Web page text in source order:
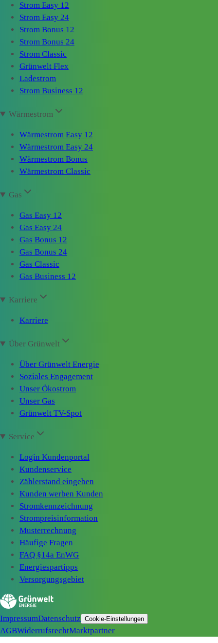
Strom Easy 12
Strom Easy 24
Strom Bonus 12
Strom Bonus 24
Strom Classic
Grünwelt Flex
Ladestrom
Strom Business 12
Wärmestrom
Wärmestrom Easy 12
Wärmestrom Easy 24
Wärmestrom Bonus
Wärmestrom Classic
Gas
Gas Easy 12
Gas Easy 24
Gas Bonus 12
Gas Bonus 24
Gas Classic
Gas Business 12
Karriere
Karriere
Über Grünwelt
Über Grünwelt Energie
Soziales Engagement
Unser Ökostrom
Unser Gas
Grünwelt TV-Spot
Service
Login Kundenportal
Kundenservice
Zählerstand eingeben
Kunden werben Kunden
Stromkennzeichnung
Strompreisinformation
Musterrechnung
Häufige Fragen
FAQ §14a EnWG
Energiespartipps
Versorgungsgebiet
ImpressumDatenschutz Cookie-Einstellungen
AGBWiderrufsrechtMarktpartner